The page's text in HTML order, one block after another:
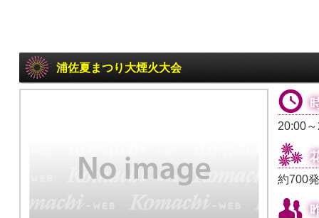
浦佐夏まつり大煙火大会
20:00
約700